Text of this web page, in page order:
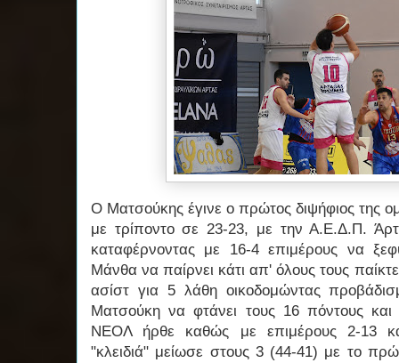
Ο Ματσούκης έγινε ο πρώτος διψήφιος της
με τρίποντο σε 23-23, με την Α.Ε.Δ.Π.
καταφέρνοντας με 16-4 επιμέρους να
Μάνθα να παίρνει κάτι απ' όλους τους
ασίστ για 5 λάθη οικοδομώντας
Ματσούκη να φτάνει τους 16 πόντους
ΝΕΟΛ ήρθε καθώς με επιμέρους 2-13
"κλειδιά" μείωσε στους 3 (44-41) με το